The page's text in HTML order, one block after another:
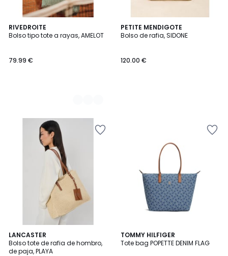
RIVEDROITE
Bolso tipo tote a rayas, AMELOT
79.99 €
2
Colores
PETITE MENDIGOTE
Bolso de rafia, SIDONE
120.00 €
LANCASTER
Bolso tote de rafia de hombro,
de paja, PLAYA
TOMMY HILFIGER
Tote bag POPETTE DENIM FLAG